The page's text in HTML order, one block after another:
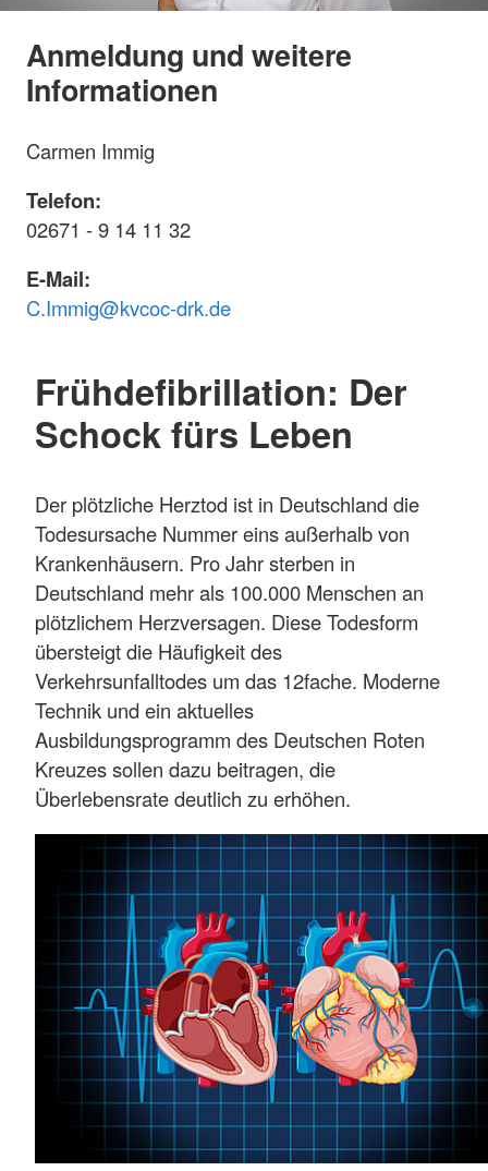
Anmeldung und weitere
Informationen
Carmen Immig
Telefon:
02671 - 9 14 11 32
E-Mail:
C.Immig@kvcoc-drk.de
Frühdefibrillation: Der
Schock fürs Leben
Der plötzliche Herztod ist in Deutschland die
Todesursache Nummer eins außerhalb von
Krankenhäusern. Pro Jahr sterben in
Deutschland mehr als 100.000 Menschen an
plötzlichem Herzversagen. Diese Todesform
übersteigt die Häufigkeit des
Verkehrsunfalltodes um das 12fache. Moderne
Technik und ein aktuelles
Ausbildungsprogramm des Deutschen Roten
Kreuzes sollen dazu beitragen, die
Überlebensrate deutlich zu erhöhen.